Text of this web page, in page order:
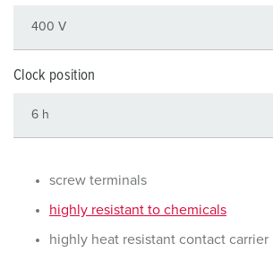
Clock position
screw terminals
highly resistant to chemicals
highly heat resistant contact carrier